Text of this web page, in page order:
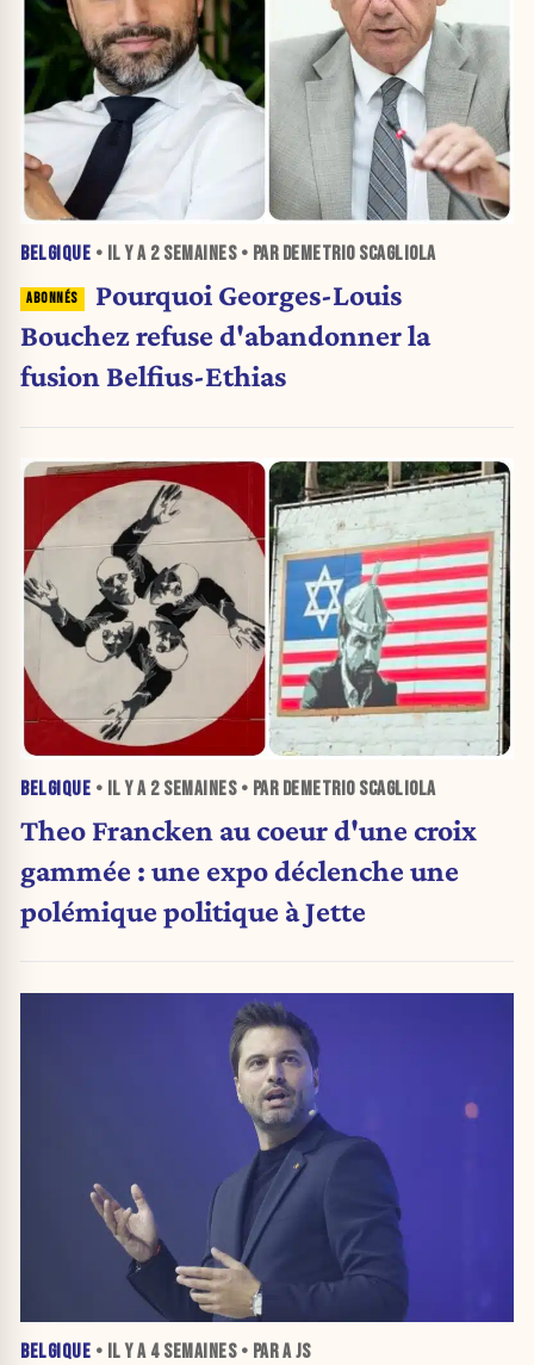
BELGIQUE • IL Y A 2 SEMAINES• PAR DEMETRIO SCAGLIOLA
Pourquoi Georges-Louis
Bouchez refuse d'abandonner la
fusion Belfius-Ethias
BELGIQUE • IL Y A 2 SEMAINES• PAR DEMETRIO SCAGLIOLA
Theo Francken au coeur d'une croix
gammée : une expo déclenche une
polémique politique à Jette
BELGIQUE • IL Y A 4 SEMAINES• PAR A JS